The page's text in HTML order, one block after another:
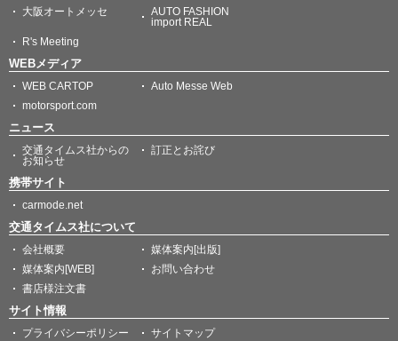
大阪オートメッセ
AUTO FASHION
import REAL
R's Meeting
WEBメディア
WEB CARTOP
Auto Messe Web
motorsport.com
ニュース
交通タイムス社からの
お知らせ
訂正とお詫び
携帯サイト
carmode.net
交通タイムス社について
会社概要
媒体案内[出版]
媒体案内[WEB]
お問い合わせ
書店様注文書
サイト情報
プライバシーポリシー サイトマップ